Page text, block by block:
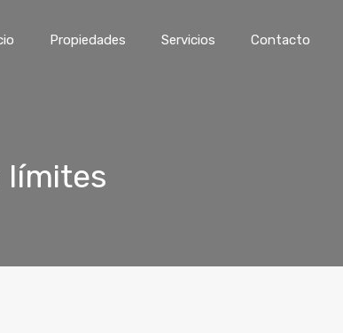
Propiedades Servicios Contacto
límites